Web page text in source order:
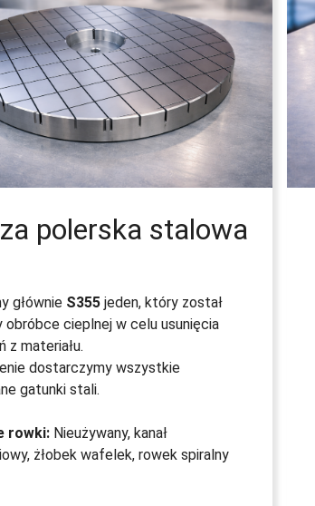
polerska stalowa
głównie S355jeden, który został
obróbce cieplnej w celu usunięcia
z materiału.
dostarczymy wszystkie
gatunki stali.
rowki: Nieużywany, kanał
żłobek wafelek, rowek spiralny